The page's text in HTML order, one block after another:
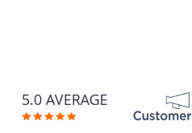
5.0 AVERAGE